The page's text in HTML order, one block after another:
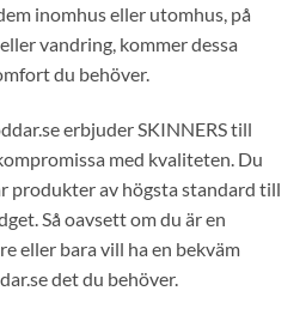
inomhus eller utomhus, på
vandring, kommer dessa
du behöver.
erbjuder SKINNERS till
med kvaliteten. Du
produkter av högsta standard till
Så oavsett om du är en
eller bara vill ha en bekväm
det du behöver.